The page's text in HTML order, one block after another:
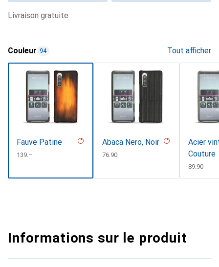
livraison gratuite
Couleur 94 Tout afficher
Fauve Patine
CHF
139.–
Abaca Nero, Noir
CHF
76.90
Acier
Couture
CHF
89.90
Informations sur le produit